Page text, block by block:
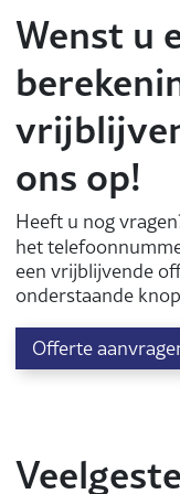
Wenst u
ons op!
Heeft u nog
het
een vrijblijvende
onderstaande
Offerte